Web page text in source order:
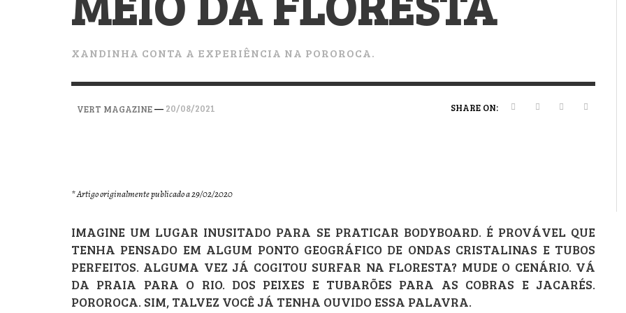
XANDINHA CONTA A EXPERIÊNCIA NA POROROCA.
SHARE ON:
VERT MAGAZINE— 20/08/2021
* Artigo originalmente publicado a 29/02/2020
IMAGINE UM LUGAR INUSITADO PARA SE PRATICAR BODYBOARD. É PROVÁVEL QUE
TENHA PENSADO EM ALGUM PONTO GEOGRÁFICO DE ONDAS CRISTALINAS E TUBOS
PERFEITOS. ALGUMA VEZ JÁ COGITOU SURFAR NA FLORESTA? MUDE O CENÁRIO. VÁ
DA PRAIA PARA O RIO. DOS PEIXES E TUBARÕES PARA AS COBRAS E JACARÉS.
POROROCA. SIM, TALVEZ VOCÊ JÁ TENHA OUVIDO ESSA PALAVRA.